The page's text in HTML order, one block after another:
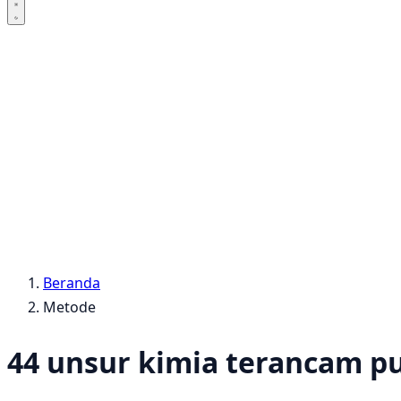
Beranda
Metode
44 unsur kimia terancam